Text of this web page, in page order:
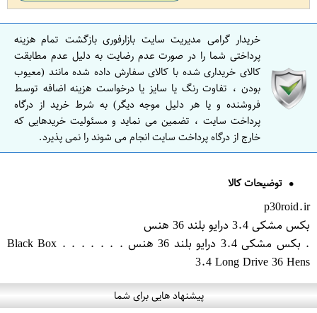
خریدار گرامی مدیریت سایت بازارفوری بازگشت تمام هزینه
پرداختی شما را در صورت عدم رضایت به دلیل عدم مطابقت
کالای خریداری شده با کالای سفارش داده شده مانند (معیوب
بودن ، تفاوت رنگ یا سایز یا درخواست هزینه اضافه توسط
فروشنده و یا هر دلیل موجه دیگر) به شرط خرید از درگاه
پرداخت سایت ، تضمین می نماید و مسئولیت خریدهایی که
خارج از درگاه پرداخت سایت انجام می شوند را نمی پذیرد.
توضیحات کالا
p30roid.ir
بکس مشکی 3.4 درایو بلند 36 هنس
. بکس مشکی 3.4 درایو بلند 36 هنس . . . . . . . Black Box
3.4 Long Drive 36 Hens
پیشنهاد هایی برای شما